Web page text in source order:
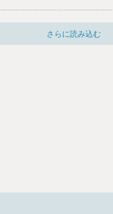
メントが行われるそうです。
さらに読み込む